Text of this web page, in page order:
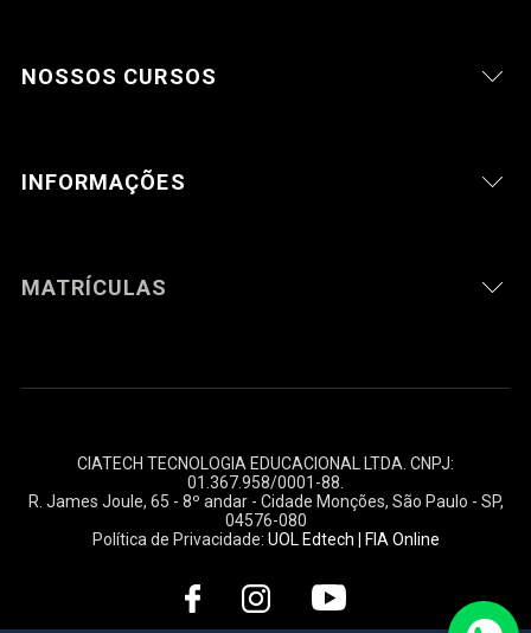
NOSSOS CURSOS
INFORMAÇÕES
MATRÍCULAS
CIATECH TECNOLOGIA EDUCACIONAL LTDA. CNPJ:
01.367.958/0001-88.
R. James Joule, 65 - 8º andar - Cidade Monções, São Paulo - SP,
04576-080
Política de Privacidade: UOL Edtech FIA Online